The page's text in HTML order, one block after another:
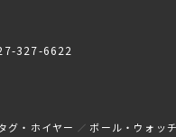
327-6622
グ・ホイヤー
ボール・ウォッチ